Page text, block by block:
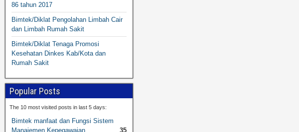
86 tahun 2017
Bimtek/Diklat Pengolahan Limbah Cair
dan Limbah Rumah Sakit
Bimtek/Diklat Tenaga Promosi
Kesehatan Dinkes Kab/Kota dan
Rumah Sakit
Popular Posts
The 10 most visited posts in last 5 days:
Bimtek manfaat dan Fungsi Sistem
Manajemen Kepegawaian
35